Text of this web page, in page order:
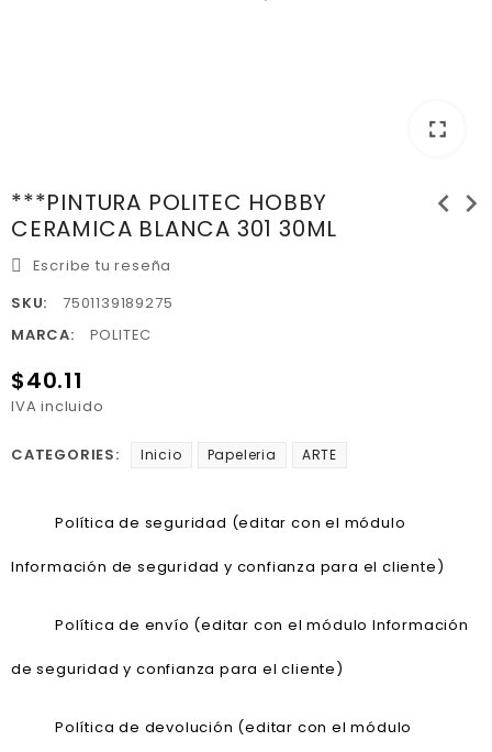
fullscreen
***PINTURA POLITEC HOBBY
CERAMICA BLANCA 301 30ML
chevron_left chevron_right
Escribe tu reseña
SKU:
7501139189275
MARCA:
POLITEC
$40.11
IVA incluido
CATEGORIES: Inicio Papeleria ARTE
Política de seguridad (editar con el módulo
Información de seguridad y confianza para el cliente)
Política de envío (editar con el módulo Información
de seguridad y confianza para el cliente)
Política de devolución (editar con el módulo